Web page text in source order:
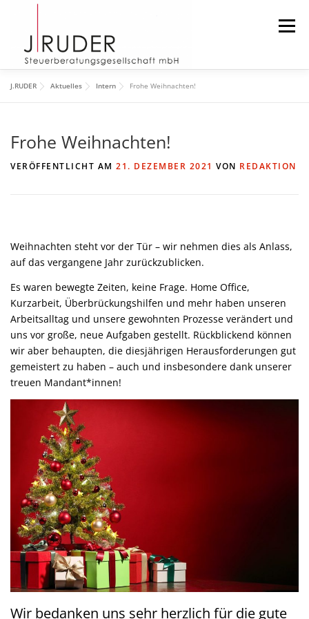
springen
Menü
DAS TEAM DOWNLOAD
J.RUDER Aktuelles Intern Frohe Weihnachten!
Frohe Weihnachten!
VERÖFFENTLICHT AM 21. DEZEMBER 2021 VON REDAKTION
Weihnachten steht vor der Tür – wir nehmen dies als Anlass,
auf das vergangene Jahr zurückzublicken.
Es waren bewegte Zeiten, keine Frage. Home Office,
Kurzarbeit, Überbrückungshilfen und mehr haben unseren
Arbeitsalltag und unsere gewohnten Prozesse verändert und
uns vor große, neue Aufgaben gestellt. Rückblickend können
wir aber behaupten, die diesjährigen Herausforderungen gut
gemeistert zu haben – auch und insbesondere dank unserer
treuen Mandant*innen!
Wir bedanken uns sehr herzlich für die gute